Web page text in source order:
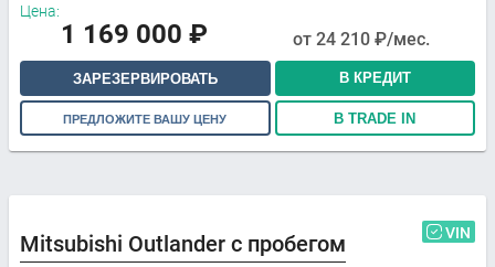
Цена:
1 169 000 ₽ от 24 210 ₽/мес.
ЗАРЕЗЕРВИРОВАТЬ В КРЕДИТ
ПРЕДЛОЖИТЕ ВАШУ ЦЕНУ В TRADE IN
Mitsubishi Outlander с пробегом VIN